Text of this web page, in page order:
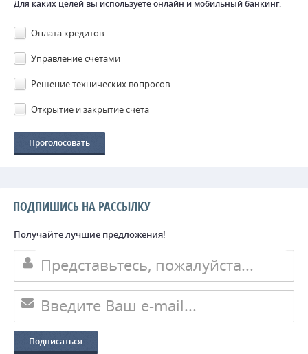
Для каких целей вы используете онлайн и мобильный банкинг:
Оплата кредитов
Управление счетами
Решение технических вопросов
Открытие и закрытие счета
ПОДПИШИСЬ НА РАССЫЛКУ
Получайте лучшие предложения!